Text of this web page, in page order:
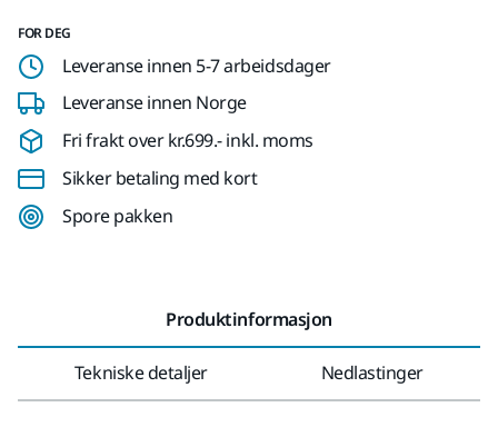
FOR DEG
Leveranse innen 5-7 arbeidsdager
Leveranse innen Norge
Fri frakt over kr.699.- inkl. moms
Sikker betaling med kort
Spore pakken
Produktinformasjon
Tekniske detaljer Nedlastinger